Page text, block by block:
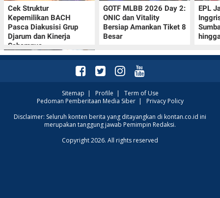
Cek Struktur
Kepemilikan BACH
Pasca Diakusisi Grup
Djarum dan Kinerja
Sahamnya
GOTF MLBB 2026 Day 2:
ONIC dan Vitality
Bersiap Amankan Tiket 8
Besar
EPL
Kode Redeem Sword of
Convallaria per Agustus
Sitemap | Profile | Term of Use
Pedoman Pemberitaan Media Siber| Privacy Policy
Disclaimer: Seluruh konten berita yang ditayangkan di kontan.co.id ini
merupakan tanggung jawab Pemimpin Redaksi.
Copyright 2026. All rights reserved